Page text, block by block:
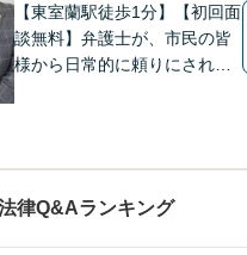
【東室蘭駅徒歩1分】【初回面
談無料】弁護士が、市民の皆
様から日常的に頼りにされる
い未来へと導きます。お気軽
にご相談ください。【駐車場
あり】
律Q&Aランキング